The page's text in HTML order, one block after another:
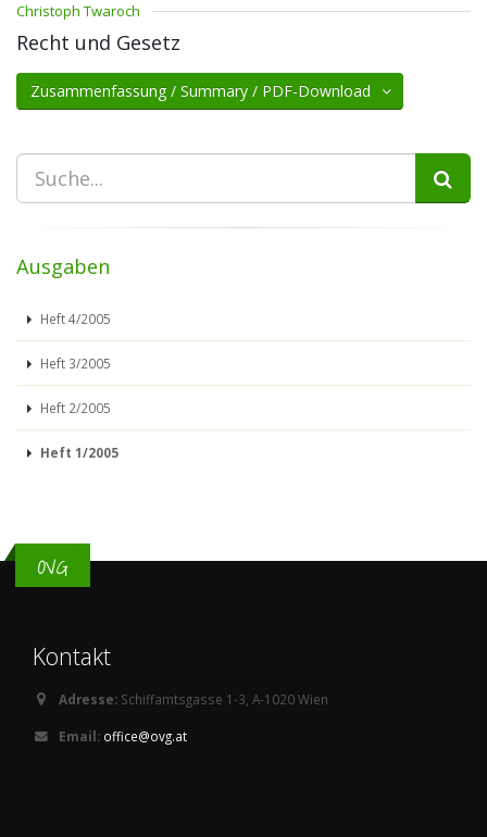
Christoph Twaroch
Recht und Gesetz
Zusammenfassung / Summary / PDF-Download
Ausgaben
Heft 4/2005
Heft 3/2005
Heft 2/2005
Heft 1/2005
OVG
Kontakt
Adresse: Schiffamtsgasse 1-3, A-1020 Wien
Email: office@ovg.at